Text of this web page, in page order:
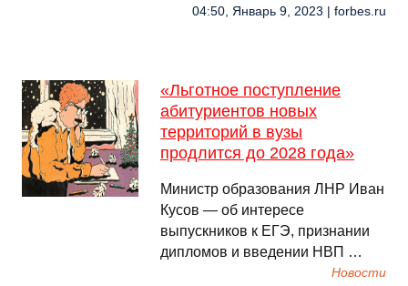
04:50, Январь 9, 2023 | forbes.ru
«Льготное поступление
абитуриентов новых
территорий в вузы
продлится до 2028 года»
Министр образования ЛНР Иван
Кусов — об интересе
выпускников к ЕГЭ, признании
дипломов и введении НВП …
Новости